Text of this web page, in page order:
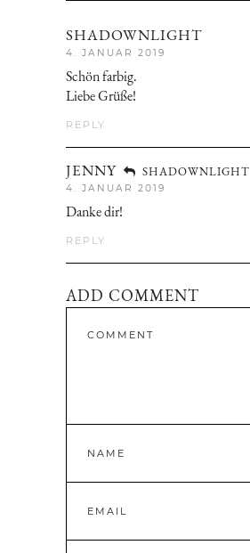
SHADOWNLIGHT
4. JANUAR 2019
Schön farbig.
Liebe Grüße!
REPLY
JENNY SHADOWNLIGHT
4. JANUAR 2019
Danke dir!
REPLY
ADD COMMENT